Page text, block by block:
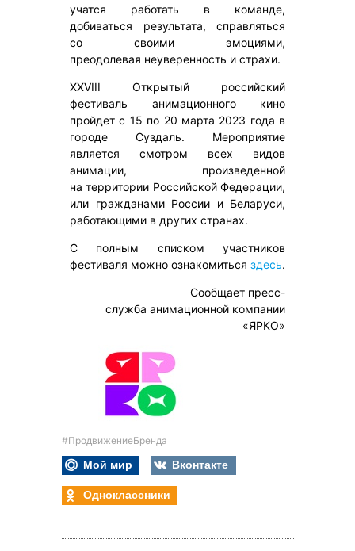
учатся работать в команде,
добиваться результата, справляться
со своими эмоциями,
преодолевая неуверенность и страхи.
XXVIII Открытый российский
фестиваль анимационного кино
пройдет с 15 по 20 марта 2023 года в
городе Суздаль. Мероприятие
является смотром всех видов
анимации, произведенной
на территории Российской Федерации,
или гражданами России и Беларуси,
работающими в других странах.
С полным списком участников
фестиваля можно ознакомиться здесь.
Сообщает пресс-
служба анимационной компании
«ЯРКО»
#ПродвижениеБренда
Мой мир
Вконтакте
Одноклассники